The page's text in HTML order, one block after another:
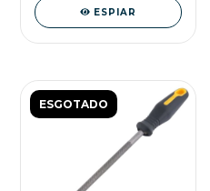
ESPIAR
ESGOTADO